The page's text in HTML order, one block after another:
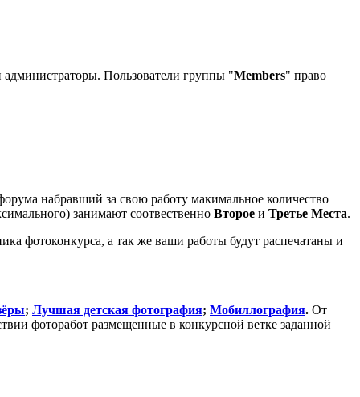
администраторы. Пользователи группы "Mеmbers" право
набравший за свою работу макимальное количество
занимают соотвественно Второе и Третье Места.
фотоконкурса, а так же ваши работы будут распечатаны и
; Лучшая детская фотография; Мобиллография. От
фоторабот размещенные в конкурсной ветке заданной